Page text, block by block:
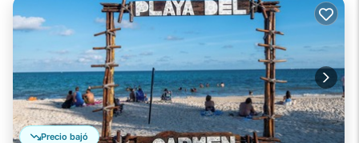
Precio bajó